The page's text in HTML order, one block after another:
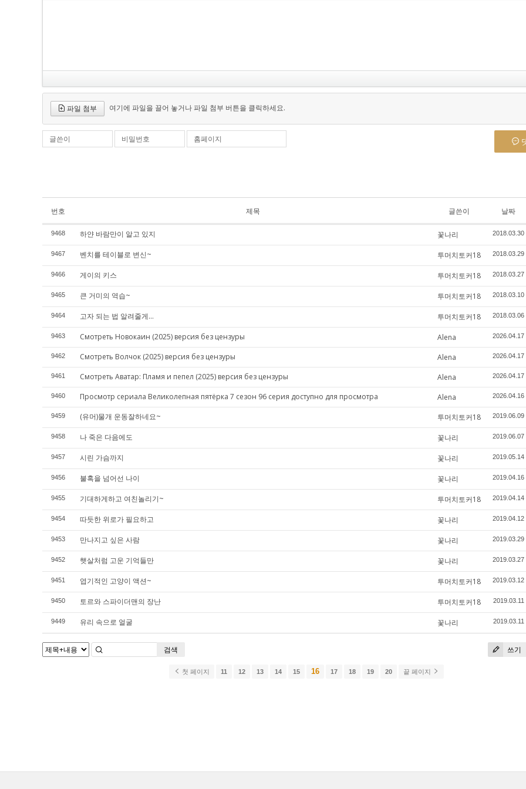
파일 첨부 여기에 파일을 끌어 놓거나 파일 첨부 버튼을 클릭하세요.
글쓴이 비밀번호 홈페이지
번호 제목 글쓴이 날짜
9468 하얀 바람만이 알고 있지 꽃나리 2018.03.30
9467 벤치를 테이블로 변신~ 투머치토커18 2018.03.29
9466 게이의 키스 투머치토커18 2018.03.27
9465 큰 거미의 역습~ 투머치토커18 2018.03.10
9464 고자 되는 법 알려줄게... 투머치토커18 2018.03.06
9463 Смотреть Новокаин (2025) версия без цензуры Alena 2026.04.17
9462 Смотреть Волчок (2025) версия без цензуры Alena 2026.04.17
9461 Смотреть Аватар: Пламя и пепел (2025) версия без цензуры Alena 2026.04.17
9460 Просмотр сериала Великолепная пятёрка 7 сезон 96 серия доступно для просмотра Alena 2026.04.16
9459 (유머)물개 운동잘하네요~ 투머치토커18 2019.06.09
9458 나 죽은 다음에도 꽃나리 2019.06.07
9457 시린 가슴까지 꽃나리 2019.05.14
9456 불혹을 넘어선 나이 꽃나리 2019.04.16
9455 기대하게하고 여친놀리기~ 투머치토커18 2019.04.14
9454 따듯한 위로가 필요하고 꽃나리 2019.04.12
9453 만나지고 싶은 사람 꽃나리 2019.03.29
9452 햇살처럼 고운 기억들만 꽃나리 2019.03.27
9451 엽기적인 고양이 액션~ 투머치토커18 2019.03.12
9450 토르와 스파이더맨의 장난 투머치토커18 2019.03.11
9449 유리 속으로 얼굴 꽃나리 2019.03.11
쓰기
검색
첫 페이지 11 12 13 14 15 16 17 18 19 20 끝 페이지